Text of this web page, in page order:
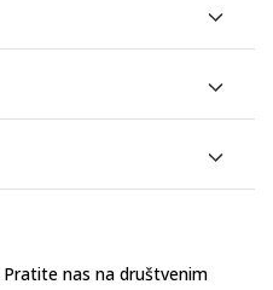
nas na društvenim